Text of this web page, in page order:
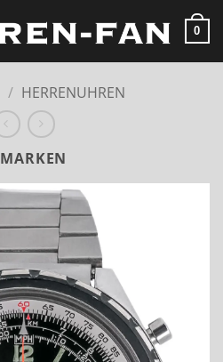
0
/ HERRENUHREN
MARKEN